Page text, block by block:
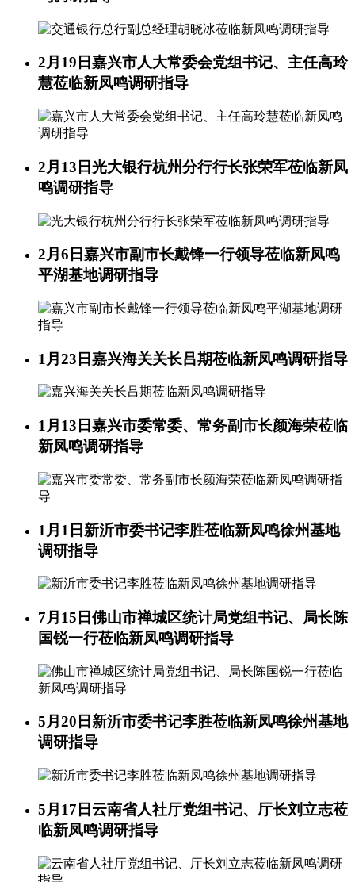
2月19日嘉兴市人大常委会党组书记、主任高玲
慧莅临新凤鸣调研指导
2月13日光大银行杭州分行行长张荣军莅临新凤
鸣调研指导
2月6日嘉兴市副市长戴锋一行领导莅临新凤鸣
平湖基地调研指导
1月23日嘉兴海关关长吕期莅临新凤鸣调研指导
1月13日嘉兴市委常委、常务副市长颜海荣莅临
新凤鸣调研指导
1月1日 新沂市委书记李胜莅临新凤鸣徐州基地
调研指导
7月15日佛山市禅城区统计局党组书记、局长陈
国锐一行莅临新凤鸣调研指导
5月20日新沂市委书记李胜莅临新凤鸣徐州基地
调研指导
5月17日 云南省人社厅党组书记、厅长刘立志莅
临新凤鸣调研指导